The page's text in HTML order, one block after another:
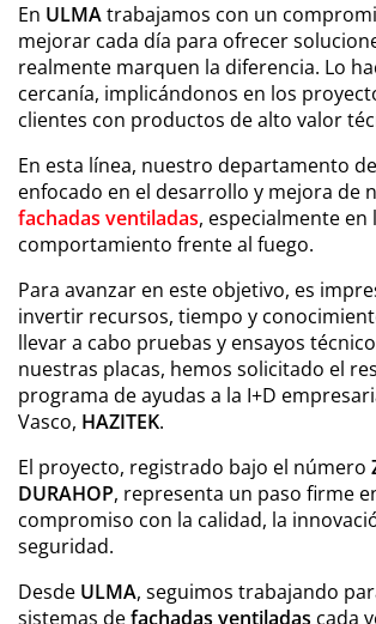
En ULMAtrabajamos con un
mejorar cada día para ofrecer
realmente marquen la diferencia. Lo
cercanía, implicándonos en los
clientes con productos de alto valor
En esta línea, nuestro departamento
enfocado en el desarrollo y mejora de
fachadas ventiladas, especialmente en
comportamiento frente al fuego.
Para avanzar en este objetivo, es
invertir recursos, tiempo y
llevar a cabo pruebas y ensayos
nuestras placas, hemos solicitado el
programa de ayudas a la I+D
Vasco, HAZITEK.
El proyecto, registrado bajo el número
DURAHOP, representa un paso firme
compromiso con la calidad, la
seguridad.
Desde ULMA, seguimos trabajando
sistemas defachadas ventiladas cada